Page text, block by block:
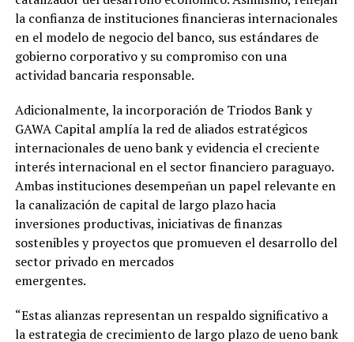
la confianza de instituciones financieras internacionales
en el modelo de negocio del banco, sus estándares de
gobierno corporativo y su compromiso con una
actividad bancaria responsable.
Adicionalmente, la incorporación de Triodos Bank y
GAWA Capital amplía la red de aliados estratégicos
internacionales de ueno bank y evidencia el creciente
interés internacional en el sector financiero paraguayo.
Ambas instituciones desempeñan un papel relevante en
la canalización de capital de largo plazo hacia
inversiones productivas, iniciativas de finanzas
sostenibles y proyectos que promueven el desarrollo del
sector privado en mercados
emergentes.
“Estas alianzas representan un respaldo significativo a
la estrategia de crecimiento de largo plazo de ueno bank